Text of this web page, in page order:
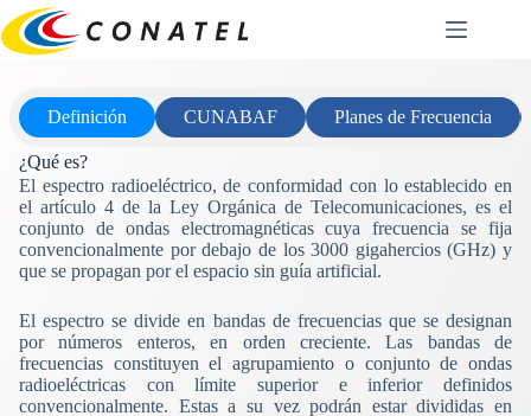
Saltar
al
contenido
Definición CUNABAF Planes de Frecuencia
¿Qué es?
El espectro radioeléctrico, de conformidad con lo establecido en
el artículo 4 de la Ley Orgánica de Telecomunicaciones, es el
conjunto de ondas electromagnéticas cuya frecuencia se fija
convencionalmente por debajo de los 3000 gigahercios (GHz) y
que se propagan por el espacio sin guía artificial.
El espectro se divide en bandas de frecuencias que se designan
por números enteros, en orden creciente. Las bandas de
frecuencias constituyen el agrupamiento o conjunto de ondas
radioeléctricas con límite superior e inferior definidos
convencionalmente. Estas a su vez podrán estar divididas en